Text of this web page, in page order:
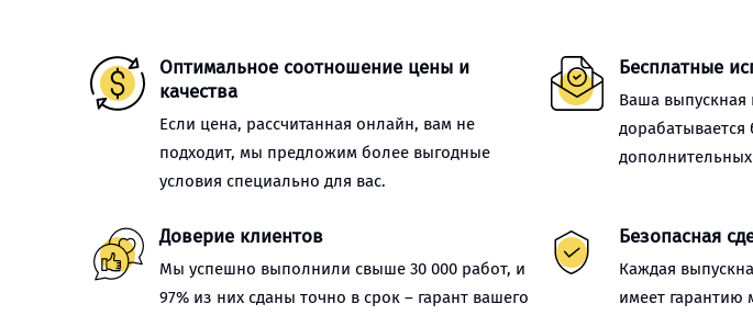
Оптимальное соотношение цены и
качества
Если цена, рассчитанная онлайн, вам не
подходит, мы предложим более выгодные
условия специально для вас.
Бесплатные
Ваша выпускная
дорабатывается
Доверие клиентов
Мы успешно выполнили свыше 30 000 работ, и
97% из них сданы точно в срок – гарант вашего
Безопасная
Каждая
имеет гарантию